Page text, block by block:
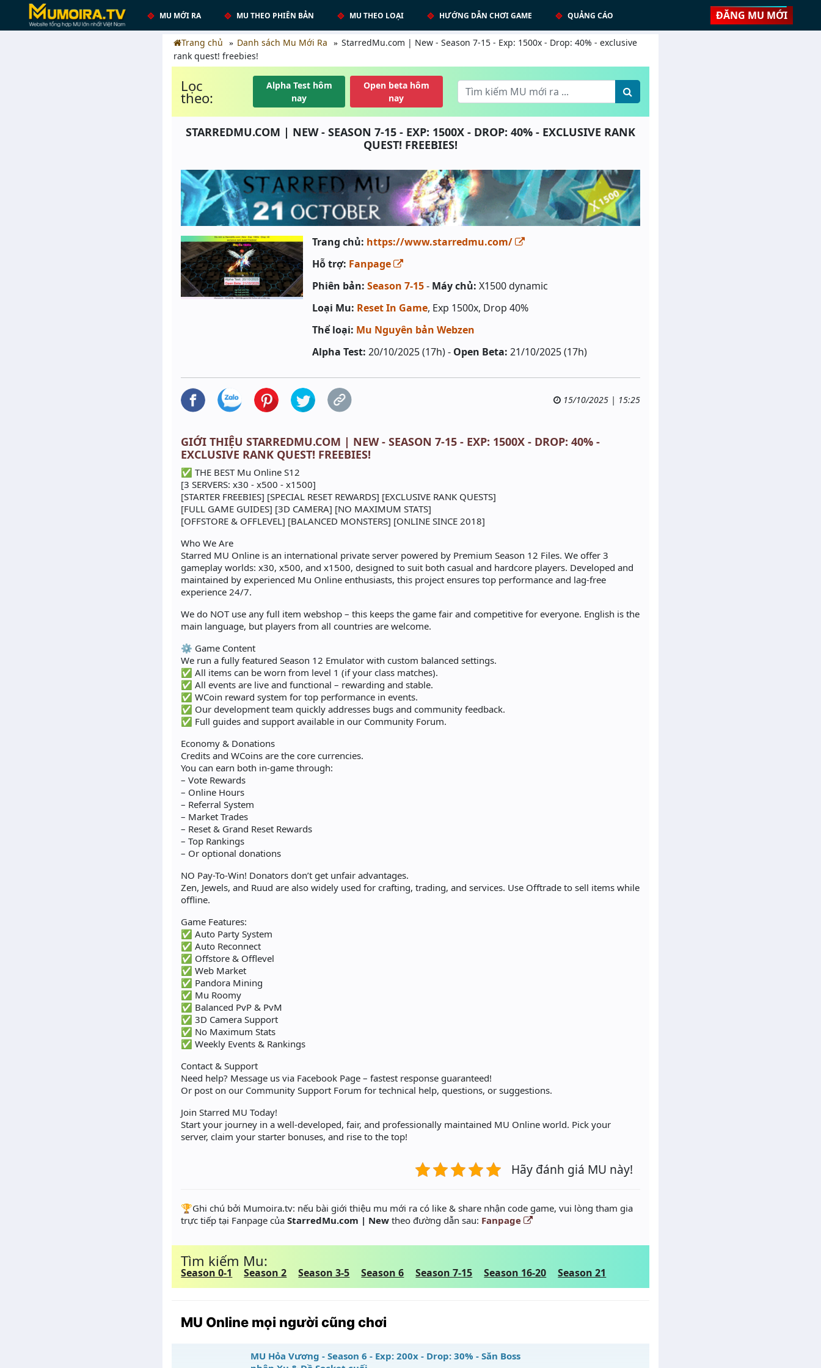
MU MỚI RA MU THEO PHIÊN BẢN MU THEO LOẠI HƯỚNG DẪN CHƠI GAME QUẢNG CÁO ĐĂNG MU MỚI
Trang chủ Danh sách Mu Mới Ra
StarredMu.com | New - Season 7-15 - Exp: 1500x - Drop: 40% - exclusive
rank quest! freebies!
Lọc
theo:
Alpha Test hôm
nay
Open beta hôm
nay
STARREDMU.COM | NEW - SEASON 7-15 - EXP: 1500X - DROP: 40% - EXCLUSIVE RANK
QUEST! FREEBIES!
Trang chủ: https://www.starredmu.com/
Hỗ trợ: Fanpage
Phiên bản: Season 7-15- Máy chủ: X1500 dynamic
Loại Mu: Reset In Game, Exp 1500x, Drop 40%
Thể loại: Mu Nguyên bản Webzen
Alpha Test: 20/10/2025 (17h) - Open Beta: 21/10/2025 (17h)
15/10/2025 | 15:25
GIỚI THIỆU STARREDMU.COM | NEW - SEASON 7-15 - EXP: 1500X - DROP: 40% -
EXCLUSIVE RANK QUEST! FREEBIES!
✅ THE BEST Mu Online S12
[3 SERVERS: x30 - x500 - x1500]
[STARTER FREEBIES] [SPECIAL RESET REWARDS] [EXCLUSIVE RANK QUESTS]
[FULL GAME GUIDES] [3D CAMERA] [NO MAXIMUM STATS]
[OFFSTORE & OFFLEVEL] [BALANCED MONSTERS] [ONLINE SINCE 2018]
Who We Are
Starred MU Online is an international private server powered by Premium Season 12 Files. We offer 3
gameplay worlds: x30, x500, and x1500, designed to suit both casual and hardcore players. Developed and
maintained by experienced Mu Online enthusiasts, this project ensures top performance and lag-free
experience 24/7.
We do NOT use any full item webshop – this keeps the game fair and competitive for everyone. English is the
main language, but players from all countries are welcome.
⚙️ Game Content
We run a fully featured Season 12 Emulator with custom balanced settings.
✅ All items can be worn from level 1 (if your class matches).
✅ All events are live and functional – rewarding and stable.
✅ WCoin reward system for top performance in events.
✅ Our development team quickly addresses bugs and community feedback.
✅ Full guides and support available in our Community Forum.
Economy & Donations
Credits and WCoins are the core currencies.
You can earn both in-game through:
– Vote Rewards
– Online Hours
– Referral System
– Market Trades
– Reset & Grand Reset Rewards
– Top Rankings
– Or optional donations
NO Pay-To-Win! Donators don’t get unfair advantages.
Zen, Jewels, and Ruud are also widely used for crafting, trading, and services. Use Offtrade to sell items while
offline.
Game Features:
✅ Auto Party System
✅ Auto Reconnect
✅ Offstore & Offlevel
✅ Web Market
✅ Pandora Mining
✅ Mu Roomy
✅ Balanced PvP & PvM
✅ 3D Camera Support
✅ No Maximum Stats
✅ Weekly Events & Rankings
Contact & Support
Need help? Message us via Facebook Page – fastest response guaranteed!
Or post on our Community Support Forum for technical help, questions, or suggestions.
Join Starred MU Today!
Start your journey in a well-developed, fair, and professionally maintained MU Online world. Pick your
server, claim your starter bonuses, and rise to the top!
Hãy đánh giá MU này!
️🏆Ghi chú bởi Mumoira.tv: nếu bài giới thiệu mu mới ra có like & share nhận code game, vui lòng tham gia
trực tiếp tại Fanpage củaStarredMu.com | New theo đường dẫn sau: Fanpage
Tìm kiếm Mu:
Season 0-1 Season 2 Season 3-5 Season 6 Season 7-15 Season 16-20 Season 21
MU Online mọi người cũng chơi
MU Hỏa Vương - Season 6 - Exp: 200x - Drop: 30% - Săn Boss